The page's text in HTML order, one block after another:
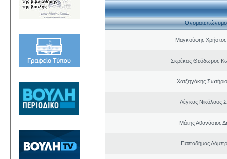
Ονοματεπώνυμο
Μαγκούφης Χρήστος
Σκρέκας Θεόδωρος
Χατζηγάκης
Λέγκας Νικόλαος
Μάτης Αθανάσιος
Παπαδήμας